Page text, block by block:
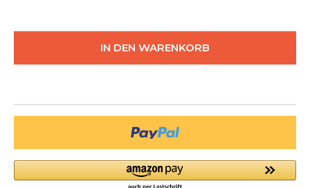
IN DEN WARENKORB